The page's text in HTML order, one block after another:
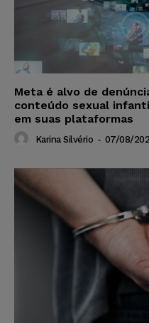
Meta é alvo de
conteúdo sexual
em suas plataformas
Karina Silvério - 07/08/